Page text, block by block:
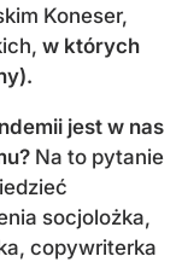
Koneser,
w których
jest w nas
Na to pytanie
socjolożka,
copywriterka